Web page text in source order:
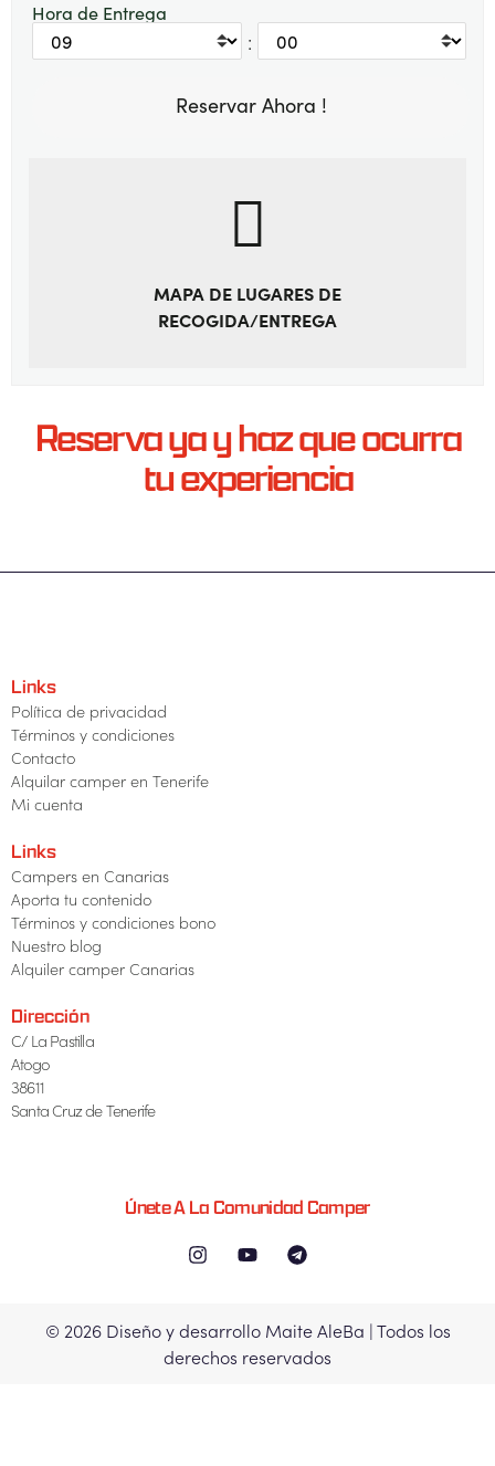
Hora de Entrega
:
MAPA DE LUGARES DE
RECOGIDA/ENTREGA
Reserva ya y haz que ocurra
tu experiencia
Links
Política de privacidad
Términos y condiciones
Contacto
Alquilar camper en Tenerife
Mi cuenta
Links
Campers en Canarias
Aporta tu contenido
Términos y condiciones bono
Nuestro blog
Alquiler camper Canarias
Dirección
C/ La Pastilla
Atogo
38611
Santa Cruz de Tenerife
Únete A La Comunidad Camper
© 2026 Diseño y desarrollo Maite AleBa | Todos los
derechos reservados